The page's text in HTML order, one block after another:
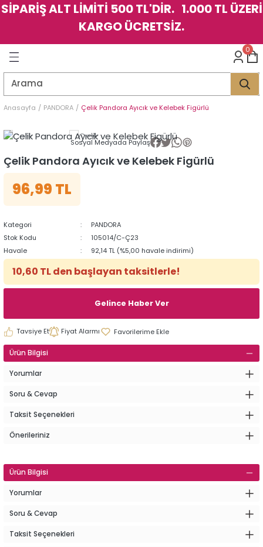
SİPARİŞ ALT LİMİTİ 500 TL'DİR. 1.000 TL ÜZERİ
KARGO ÜCRETSİZ.
Geri Dön
Geri Dön
Geri Dön
Geri Dön
Geri Dön
Geri Dön
0
Anasayfa PANDORA Çelik Pandora Ayıcık ve Kelebek Figürlü
Sosyal Medyada Paylaş
Çelik Pandora Ayıcık ve Kelebek Figürlü
96,99 TL
Kategori
PANDORA
Stok Kodu
105014/C-Ç23
Havale
92,14 TL (%5,00 havale indirimi)
10,60 TL den başlayan taksitlerle!
Gelince Haber Ver
Tavsiye Et Fiyat Alarmı
Ürün Bilgisi
Yorumlar
Soru & Cevap
Taksit Seçenekleri
Önerileriniz
Ürün Bilgisi
Yorumlar
Soru & Cevap
Taksit Seçenekleri
Geri Dön
Geri Dön
Geri Dön
Geri Dön
Geri Dön
Geri Dön